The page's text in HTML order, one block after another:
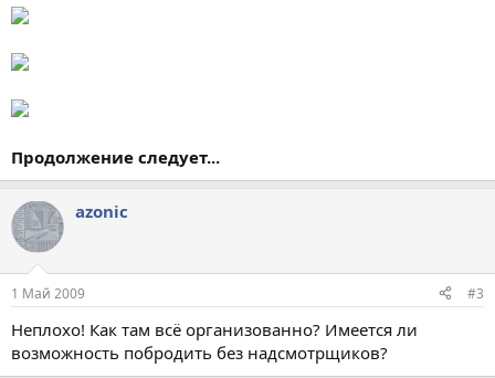
Продолжение следует...
azonic
1 Май 2009 #3
Неплохо! Как там всё организованно? Имеется ли
возможность побродить без надсмотрщиков?